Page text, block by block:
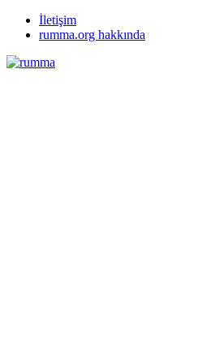
İletişim
rumma.org hakkında